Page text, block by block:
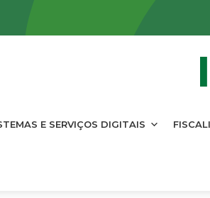
E SERVIÇOS DIGITAIS